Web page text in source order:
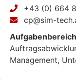
+43 (0) 664
cp@sim-
Management,